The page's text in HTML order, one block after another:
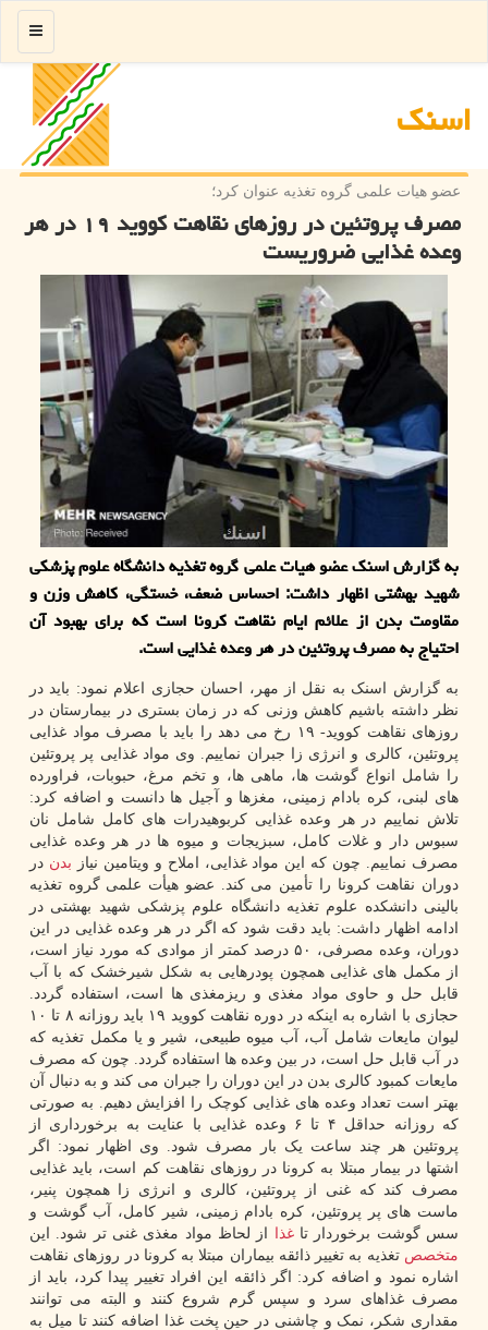
اسنك
منو
عضو هیات علمی گروه تغذیه عنوان كرد؛
مصرف پروتئین در روزهای نقاهت كووید ۱۹ در هر
وعده غذایی ضروریست
به گزارش اسنک عضو هیات علمی گروه تغذیه دانشگاه علوم پزشکی
شهید بهشتی اظهار داشت: احساس ضعف، خستگی، کاهش وزن و
مقاومت بدن از علائم ایام نقاهت کرونا است که برای بهبود آن
احتیاج به مصرف پروتئین در هر وعده غذایی است.
به گزارش اسنک به نقل از مهر، احسان حجازی اعلام نمود: باید در
نظر داشته باشیم کاهش وزنی که در زمان بستری در بیمارستان در
روزهای نقاهت کووید- ۱۹ رخ می دهد را باید با مصرف مواد غذایی
پروتئین، کالری و انرژی زا جبران نماییم. وی مواد غذایی پر پروتئین
را شامل انواع گوشت ها، ماهی ها، و تخم مرغ، حبوبات، فراورده
های لبنی، کره بادام زمینی، مغزها و آجیل ها دانست و اضافه کرد:
تلاش نماییم در هر وعده غذایی کربوهیدرات های کامل شامل نان
سبوس دار و غلات کامل، سبزیجات و میوه ها در هر وعده غذایی
مصرف نماییم. چون که این مواد غذایی، املاح و ویتامین نیاز بدن در
دوران نقاهت کرونا را تأمین می کند. عضو هیأت علمی گروه تغذیه
بالینی دانشکده علوم تغذیه دانشگاه علوم پزشکی شهید بهشتی در
ادامه اظهار داشت: باید دقت شود که اگر در هر وعده غذایی در این
دوران، وعده مصرفی، ۵۰ درصد کمتر از موادی که مورد نیاز است،
از مکمل های غذایی همچون پودرهایی به شکل شیرخشک که با آب
قابل حل و حاوی مواد مغذی و ریزمغذی ها است، استفاده گردد.
حجازی با اشاره به اینکه در دوره نقاهت کووید ۱۹ باید روزانه ۸ تا ۱۰
لیوان مایعات شامل آب، آب میوه طبیعی، شیر و یا مکمل تغذیه که
در آب قابل حل است، در بین وعده ها استفاده گردد. چون که مصرف
مایعات کمبود کالری بدن در این دوران را جبران می کند و به دنبال آن
بهتر است تعداد وعده های غذایی کوچک را افزایش دهیم. به صورتی
که روزانه حداقل ۴ تا ۶ وعده غذایی با عنایت به برخورداری از
پروتئین هر چند ساعت یک بار مصرف شود. وی اظهار نمود: اگر
اشتها در بیمار مبتلا به کرونا در روزهای نقاهت کم است، باید غذایی
مصرف کند که غنی از پروتئین، کالری و انرژی زا همچون پنیر،
ماست های پر پروتئین، کره بادام زمینی، شیر کامل، آب گوشت و
سس گوشت برخوردار تاغذا از لحاظ مواد مغذی غنی تر شود. این
متخصص تغذیه به تغییر ذائقه بیماران مبتلا به کرونا در روزهای نقاهت
اشاره نمود و اضافه کرد: اگر ذائقه این افراد تغییر پیدا کرد، باید از
مصرف غذاهای سرد و سپس گرم شروع کنند و البته می توانند
مقداری شکر، نمک و چاشنی در حین پخت غذا اضافه کنند تا میل به